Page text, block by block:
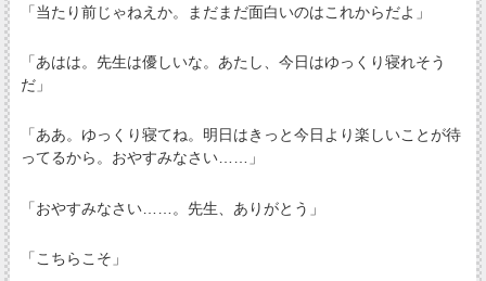
「当たり前じゃねえか。まだまだ面白いのはこれからだよ」
「あはは。先生は優しいな。あたし、今日はゆっくり寝れそう
だ」
「ああ。ゆっくり寝てね。明日はきっと今日より楽しいことが待
ってるから。おやすみなさい……」
「おやすみなさい……。先生、ありがとう」
「こちらこそ」